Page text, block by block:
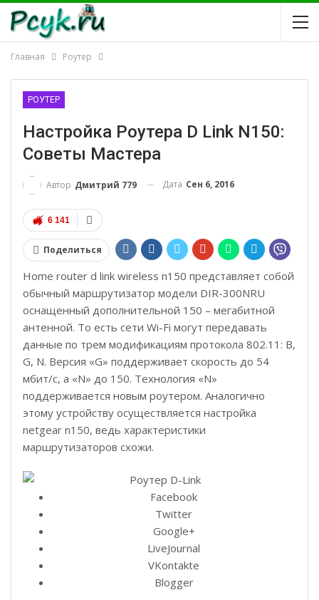
Главная Роутер
РОУТЕР
Настройка Роутера D Link N150:
Советы Мастера
Автор Дмитрий 779 Дата Сен 6, 2016
6 141
Поделиться
Home router d link wireless n150 представляет собой
обычный маршрутизатор модели DIR-300NRU
оснащенный дополнительной 150 – мегабитной
антенной. То есть сети Wi-Fi могут передавать
данные по трем модификациям протокола 802.11: B,
G, N. Версия «G» поддерживает скорость до 54
мбит/с, а «N» до 150. Технология «N»
поддерживается новым роутером. Аналогично
этому устройству осуществляется настройка
netgear n150, ведь характеристики
маршрутизаторов схожи.
Facebook
Twitter
Google+
LiveJournal
VKontakte
Blogger